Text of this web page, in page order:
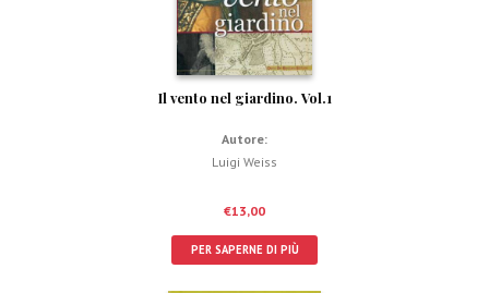
Il vento nel giardino. Vol.1
Autore:
Luigi Weiss
€13,00
PER SAPERNE DI PIÙ